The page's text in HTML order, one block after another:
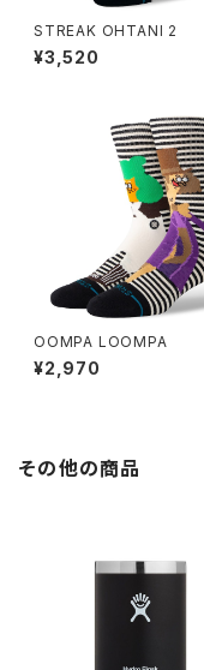
STREAK OHTANI 2
¥3,520
OOMPA LOOMPA
¥2,970
その他の商品